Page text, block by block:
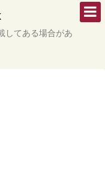
してある場合があ